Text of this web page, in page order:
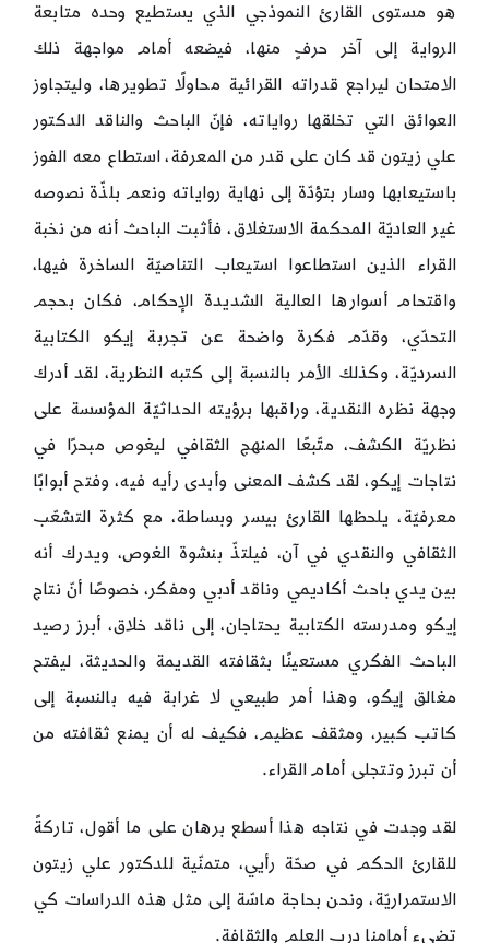
هو مستوى القارئ النموذجي الذي يستطيع وحده متابعة
الرواية إلى آخر حرفٍ منها، فيضعه أمام مواجهة ذلك
الامتحان ليراجع قدراته القرائية محاولًا تطويرها، وليتجاوز
العوائق التي تخلقها رواياته، فإنّ الباحث والناقد الدكتور
علي زيتون قد كان على قدر من المعرفة، استطاع معه الفوز
باستيعابها وسار بتؤدّة إلى نهاية رواياته ونعم بلذّة نصوصه
غير العاديّة المحكمة الاستغلاق، فأثبت الباحث أنه من نخبة
القراء الذين استطاعوا استيعاب التناصيّة الساخرة فيها،
واقتحام أسوارها العالية الشديدة الإحكام، فكان بحجم
التحدّي، وقدّم فكرة واضحة عن تجربة إيكو الكتابية
السرديّة، وكذلك الأمر بالنسبة إلى كتبه النظرية، لقد أدرك
وجهة نظره النقدية، وراقبها برؤيته الحداثيّة المؤسسة على
نظريّة الكشف، متّبعًا المنهج الثقافي ليغوص مبحرًا في
نتاجات إيكو، لقد كشف المعنى وأبدى رأيه فيه، وفتح أبوابًا
معرفيّة، يلحظها القارئ بيسر وبساطة، مع كثرة التشعّب
الثقافي والنقدي في آن، فيلتذّ بنشوة الغوص، ويدرك أنه
بين يدي باحث أكاديمي وناقد أدبي ومفكر، خصوصًا أنّ نتاج
إيكو ومدرسته الكتابية يحتاجان، إلى ناقد خلاق، أبرز رصيد
الباحث الفكري مستعينًا بثقافته القديمة والحديثة، ليفتح
مغالق إيكو، وهذا أمر طبيعي لا غرابة فيه بالنسبة إلى
كاتب كبير، ومثقف عظيم، فكيف له أن يمنع ثقافته من
أن تبرز وتتجلى أمام القراء.
لقد وجدت في نتاجه هذا أسطع برهان على ما أقول، تاركةً
للقارئ الحكم في صحّة رأيي، متمنّية للدكتور علي زيتون
الاستمراريّة، ونحن بحاجة ماسّة إلى مثل هذه الدراسات كي
تضيء أمامنا درب العلم والثقافة.